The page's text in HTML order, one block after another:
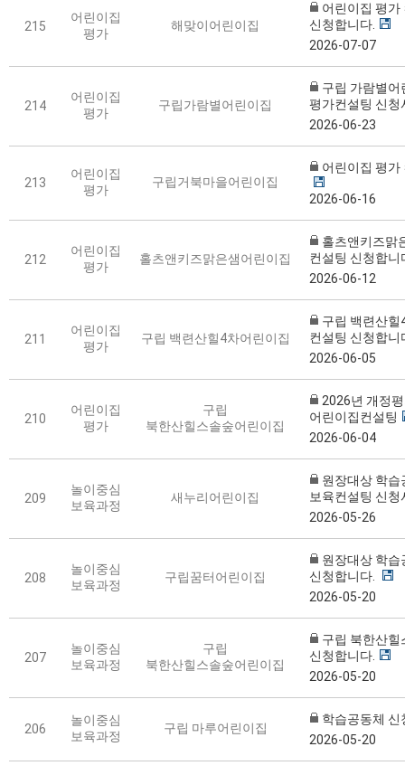
215
어린이집
평가
해맞이어린이집
어린이집 평가
신청합니다.
2026-07-07
214
어린이집
평가
구립가람별어린이집
구립 가람별
평가컨설팅 신청
2026-06-23
213
어린이집
평가
구립거북마을어린이집
어린이집 평가
2026-06-16
212
어린이집
평가
홀츠앤키즈맑은샘어린이집
홀츠앤키즈맑
컨설팅 신청합니
2026-06-12
211
어린이집
평가
구립 백련산힐4차어린이집
구립 백련산
컨설팅 신청합니
2026-06-05
210
어린이집
평가
구립
북한산힐스솔숲어린이집
2026년 개정
어린이집컨설팅
2026-06-04
209
놀이중심
보육과정
새누리어린이집
원장대상 학습
보육컨설팅 신
2026-05-26
208
놀이중심
보육과정
구립꿈터어린이집
원장대상 학습
신청합니다.
2026-05-20
207
놀이중심
보육과정
구립
북한산힐스솔숲어린이집
구립 북한산
신청합니다.
2026-05-20
206
놀이중심
보육과정
구립 마루어린이집
학습공동체 신
2026-05-20